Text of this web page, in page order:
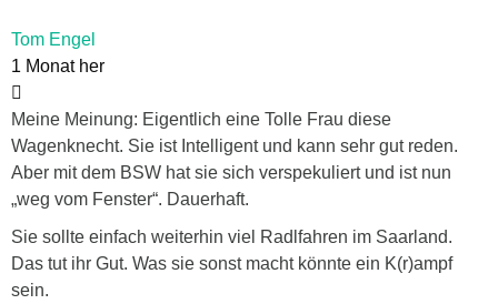
Tom Engel
1 Monat her
Meine Meinung: Eigentlich eine Tolle Frau diese
Wagenknecht. Sie ist Intelligent und kann sehr gut reden.
Aber mit dem BSW hat sie sich verspekuliert und ist nun
„weg vom Fenster“. Dauerhaft.
Sie sollte einfach weiterhin viel Radlfahren im Saarland.
Das tut ihr Gut. Was sie sonst macht könnte ein K(r)ampf
sein.